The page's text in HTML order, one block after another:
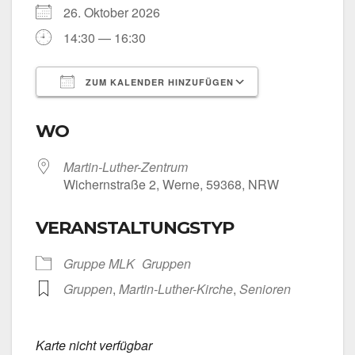
26. Okto­ber 2026
14:30 — 16:30
ZUM KALENDER HINZUFÜGEN
WO
Martin-Luther-Zentrum
Wichern­stra­ße 2, Wer­ne, 59368, NRW
VERANSTALTUNGSTYP
Grup­pe MLK Grup­pen
Grup­pen, Martin-Luther-Kirche, Senio­ren
Kar­te nicht ver­füg­bar